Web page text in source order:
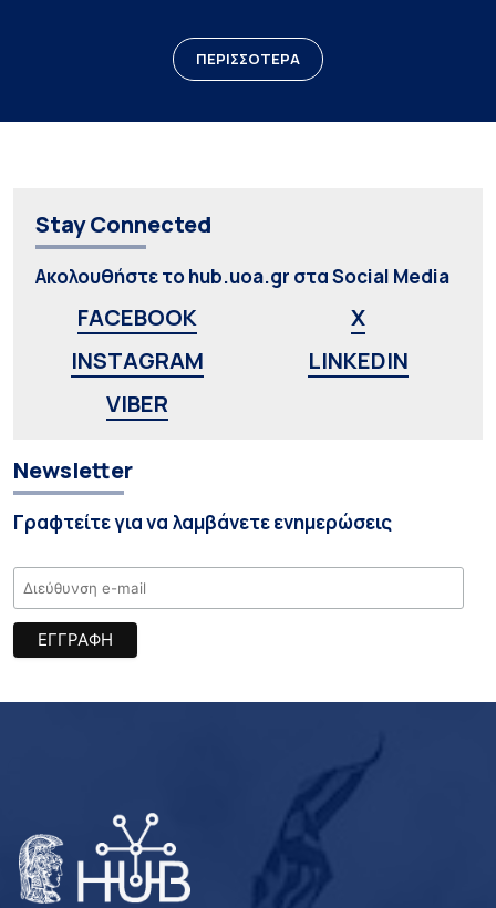
ΠΕΡΙΣΣΟΤΕΡΑ
Stay Connected
Ακολουθήστε το hub.uoa.gr στα Social Media
FACEBOOK
X
INSTAGRAM
LINKEDIN
VIBER
Newsletter
Γραφτείτε για να λαμβάνετε ενημερώσεις